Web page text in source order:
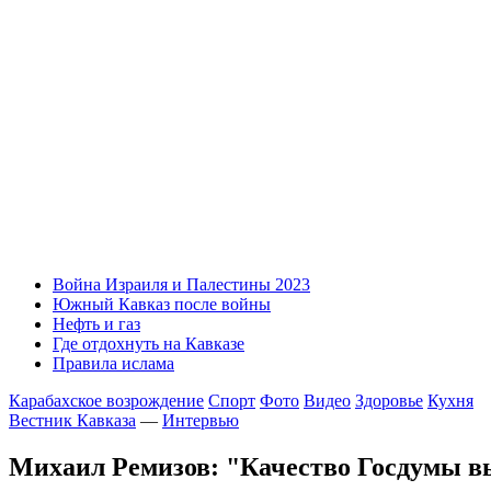
Война Израиля и Палестины 2023
Южный Кавказ после войны
Нефть и газ
Где отдохнуть на Кавказе
Правила ислама
Карабахское возрождение Спорт Фото Видео Здоровье Кухня
Вестник Кавказа — Интервью
Михаил Ремизов: "Качество Госдумы